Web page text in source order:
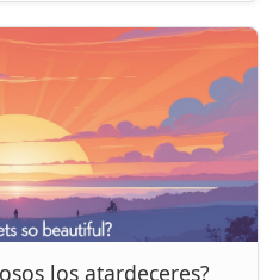
los atardeceres?